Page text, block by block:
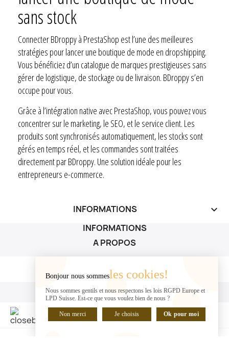
sans stock
Connecter BDroppy à PrestaShop est l’une des meilleures
stratégies pour lancer une boutique de mode en dropshipping.
Vous bénéficiez d’un catalogue de marques prestigieuses sans
gérer de logistique, de stockage ou de livraison. BDroppy s’en
occupe pour vous.
Grâce à l’intégration native avec PrestaShop, vous pouvez vous
concentrer sur le marketing, le SEO, et le service client. Les
produits sont synchronisés automatiquement, les stocks sont
gérés en temps réel, et les commandes sont traitées
directement par BDroppy. Une solution idéale pour les
entrepreneurs e-commerce.
INFORMATIONS keyboard_arrow_down
INFORMATIONS
A PROPOS
A PROPOS
VOTRE COMPTE
VOTRE COMPTE
Bonjour nous sommesles cookies!
Nous sommes gentils et nous respectons les lois RGPD Europe et
LPD Suisse. Est-ce que vous voulez bien de nous ?
Non merci Je choisis Ok pour moi
DISCUTER EN LIGNE